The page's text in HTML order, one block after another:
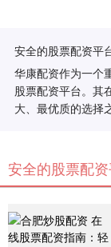
安全的股票配资平
华康配资作为一个
股票配资平台。其
大、最优质的选择
安全的股票配